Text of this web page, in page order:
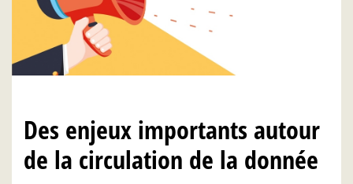
Des enjeux importants autour
de la circulation de la donnée